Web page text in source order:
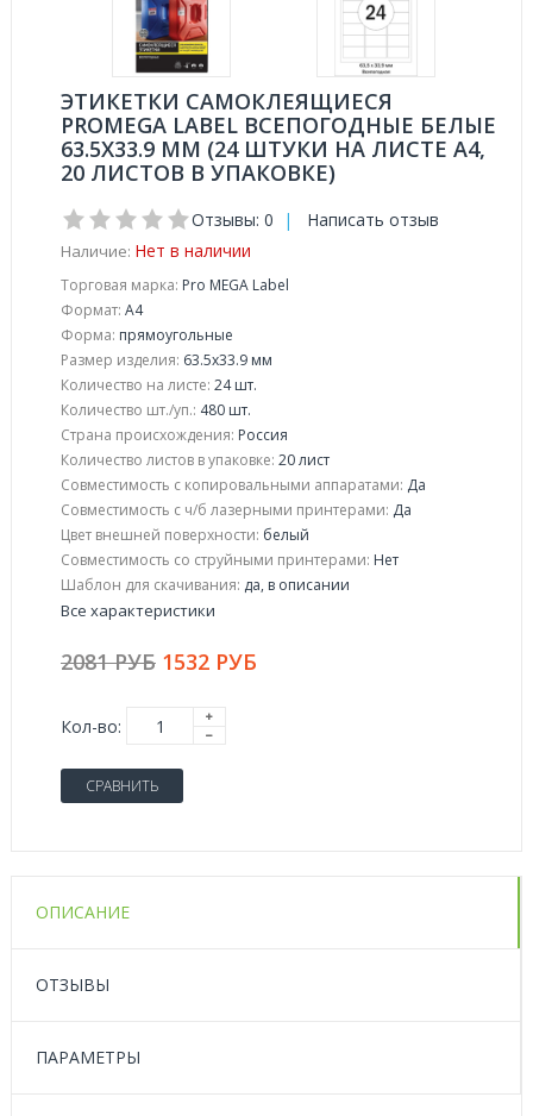
ЭТИКЕТКИ САМОКЛЕЯЩИЕСЯ
PROMEGA LABEL ВСЕПОГОДНЫЕ БЕЛЫЕ
63.5Х33.9 ММ (24 ШТУКИ НА ЛИСТЕ А4,
20 ЛИСТОВ В УПАКОВКЕ)
Отзывы: 0 | Написать отзыв
Наличие: Нет в наличии
Торговая марка: Pro MEGA Label
Формат: A4
Форма: прямоугольные
Размер изделия: 63.5x33.9 мм
Количество на листе: 24 шт.
Количество шт./уп.: 480 шт.
Страна происхождения: Россия
Количество листов в упаковке: 20 лист
Совместимость с копировальными аппаратами: Да
Совместимость с ч/б лазерными принтерами: Да
Цвет внешней поверхности: белый
Совместимость со струйными принтерами: Нет
Шаблон для скачивания: да, в описании
Все характеристики
2081 РУБ 1532 РУБ
Кол-во:
СРАВНИТЬ
ОПИСАНИЕ
ОТЗЫВЫ
ПАРАМЕТРЫ